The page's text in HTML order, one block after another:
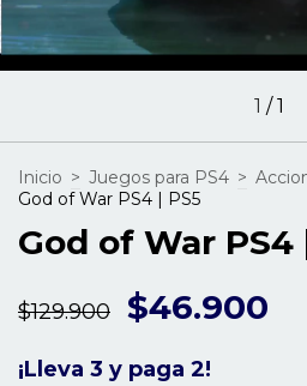
1 /1
Inicio > Juegos para PS4 >
God of War PS4 | PS5
God of War PS4
$129.900 $46.900
¡Lleva 3 y paga 2!